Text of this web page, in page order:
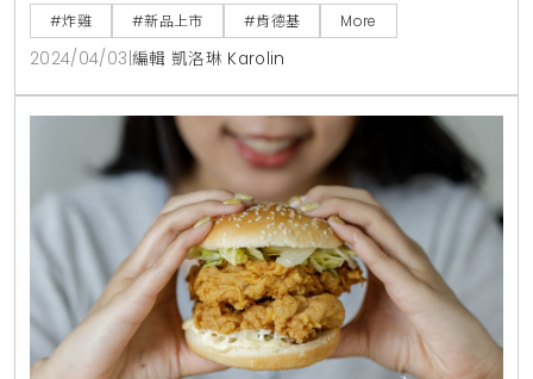
限制，讓你一口日式大阪燒無骨脆雞一口日式炒麵，享
受雙重美味！此次肯德基更加碼回歸上次瞬間賣斷貨的
超高人氣日本直送「金黃比司吉」，各種日式美食，誓
言要讓消費者一秒享有。曾於2020年推出期間限定的
「大阪燒無骨大口脆雞」，搭配秘製大阪燒醬汁與清爽
的芥末美乃滋
#炸雞 #新品上市 #肯德基 More
2024/04/03 編輯 凱洛琳 Karolin